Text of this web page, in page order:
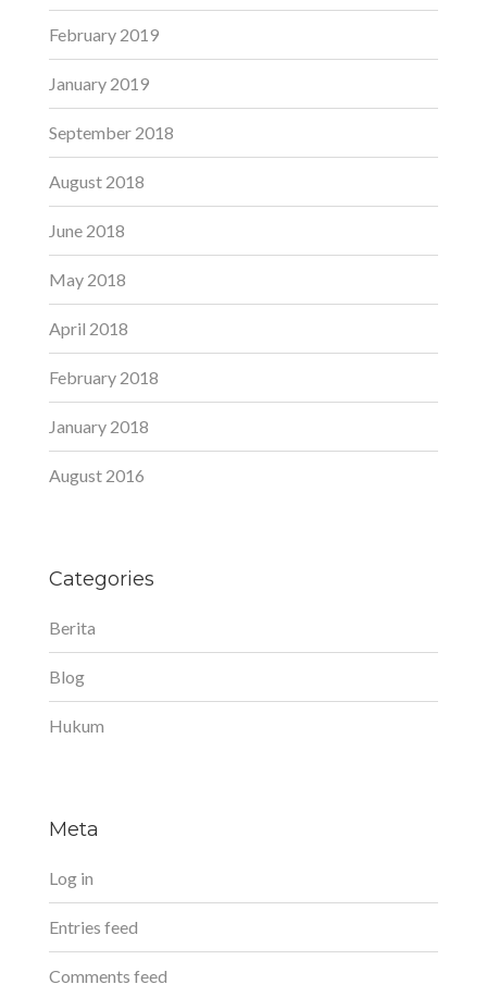
February 2019
January 2019
September 2018
August 2018
June 2018
May 2018
April 2018
February 2018
January 2018
August 2016
Categories
Berita
Blog
Hukum
Meta
Log in
Entries feed
Comments feed